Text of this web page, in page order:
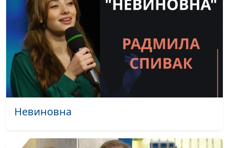
Преднамеренный грех.
Когда закон Божий
пишется на сердце
человека?
Юлия Уткина,
и Елена
Варнавская
#19
Жертва за грех. Путь к
исцелению и
примирению с Богом
Юлия Уткина,
Александр Камнев,
Невиновна